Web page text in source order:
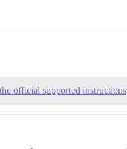
official supported instructions